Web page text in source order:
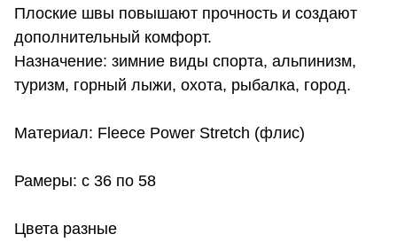
Плоские швы повышают прочность и создают
дополнительный комфорт.
Назначение: зимние виды спорта, альпинизм,
туризм, горный лыжи, охота, рыбалка, город.
Материал: Fleece Power Stretch (флис)
Рамеры: с 36 по 58
Цвета разные